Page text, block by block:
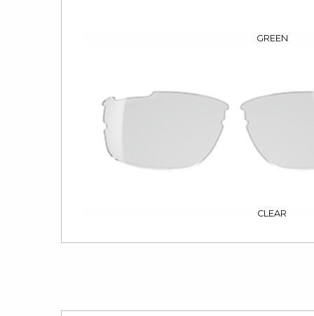
GREEN
CLEAR